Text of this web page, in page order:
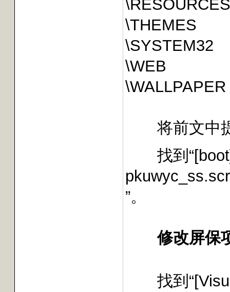
\RESOURCES
\THEMES
\SYSTEM32
\WEB
\WALLPAPER
将前文中提
找到
pkuwyc_ss.scr
”。
修改屏保
找到